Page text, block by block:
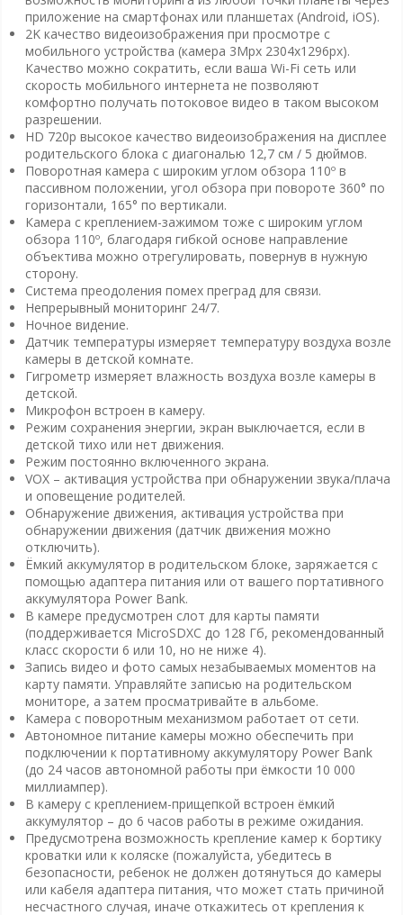
приложение на смартфонах или планшетах (Android, iOS).
2K качество видеоизображения при просмотре с
мобильного устройства (камера 3Mpx 2304x1296px).
Качество можно сократить, если ваша Wi-Fi сеть или
скорость мобильного интернета не позволяют
комфортно получать потоковое видео в таком высоком
разрешении.
HD 720p высокое качество видеоизображения на дисплее
родительского блока с диагональю 12,7 см / 5 дюймов.
Поворотная камера с широким углом обзора 110º в
пассивном положении, угол обзора при повороте 360° по
горизонтали, 165° по вертикали.
Камера с креплением-зажимом тоже с широким углом
обзора 110º, благодаря гибкой основе направление
объектива можно отрегулировать, повернув в нужную
сторону.
Система преодоления помех преград для связи.
Непрерывный мониторинг 24/7.
Ночное видение.
Датчик температуры измеряет температуру воздуха возле
камеры в детской комнате.
Гигрометр измеряет влажность воздуха возле камеры в
детской.
Микрофон встроен в камеру.
Режим сохранения энергии, экран выключается, если в
детской тихо или нет движения.
Режим постоянно включенного экрана.
VOX – активация устройства при обнаружении звука/плача
и оповещение родителей.
Обнаружение движения, активация устройства при
обнаружении движения (датчик движения можно
отключить).
Ёмкий аккумулятор в родительском блоке, заряжается с
помощью адаптера питания или от вашего портативного
аккумулятора Power Bank.
В камере предусмотрен слот для карты памяти
(поддерживается MicroSDXC до 128 Гб, рекомендованный
класс скорости 6 или 10, но не ниже 4).
Запись видео и фото самых незабываемых моментов на
карту памяти. Управляйте записью на родительском
мониторе, а затем просматривайте в альбоме.
Камера с поворотным механизмом работает от сети.
Автономное питание камеры можно обеспечить при
подключении к портативному аккумулятору Power Bank
(до 24 часов автономной работы при ёмкости 10 000
миллиампер).
В камеру с креплением-прищепкой встроен ёмкий
аккумулятор – до 6 часов работы в режиме ожидания.
Предусмотрена возможность крепление камер к бортику
кроватки или к коляске (пожалуйста, убедитесь в
безопасности, ребенок не должен дотянуться до камеры
или кабеля адаптера питания, что может стать причиной
несчастного случая, иначе откажитесь от крепления к